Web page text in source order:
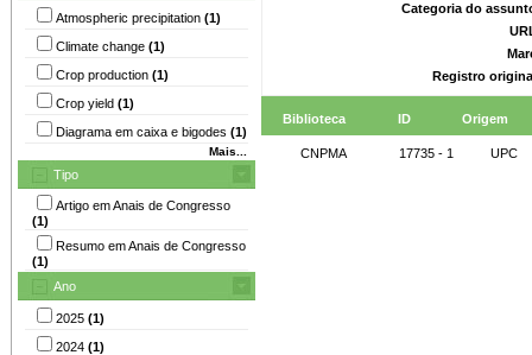
Atmospheric precipitation (1)
Climate change (1)
Crop production (1)
Crop yield (1)
Diagrama em caixa e bigodes (1)
Mais...
Tipo
Artigo em Anais de Congresso
(1)
Resumo em Anais de Congresso
(1)
Ano
2025 (1)
2024 (1)
Categoria do
Registro
Biblioteca ID Origem
CNPMA 17735 - 1 UPC